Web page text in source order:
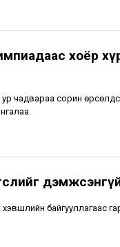
хоёр
ур чадвараа сорин
байгууллагаас